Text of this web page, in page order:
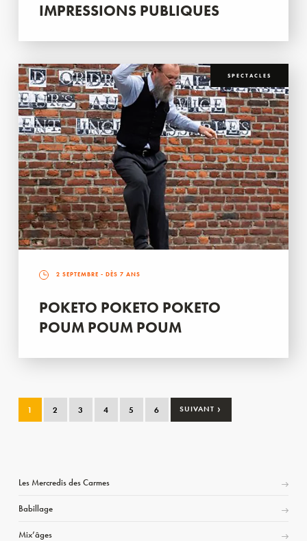
IMPRESSIONS PUBLIQUES
SPECTACLES
2 SEPTEMBRE - DÈS 7 ANS
POKETO POKETO POKETO
POUM POUM POUM
1 2 3 4 5 6 SUIVANT ›
Les Mercredis des Carmes
Babillage
Mix’âges